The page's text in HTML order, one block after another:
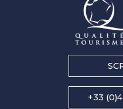
+33